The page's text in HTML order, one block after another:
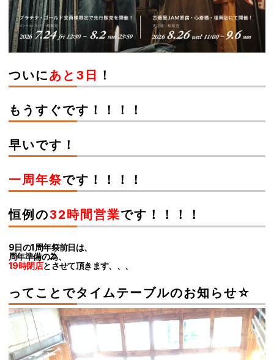
ついにあと3日 ！
もうすぐです！！！！
早いです！
一周年祭です！！！！
恒例の32時間営業です！！！！
9日の1周年祭前日は、
周年準備の為、
19時閉店とさせて頂きます、、、
ってことでタイムテーブルのお知らせ☆